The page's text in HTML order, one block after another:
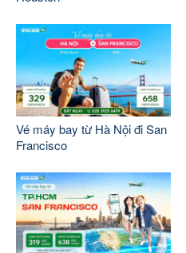
Vé máy bay từ Hà Nội đi San
Francisco